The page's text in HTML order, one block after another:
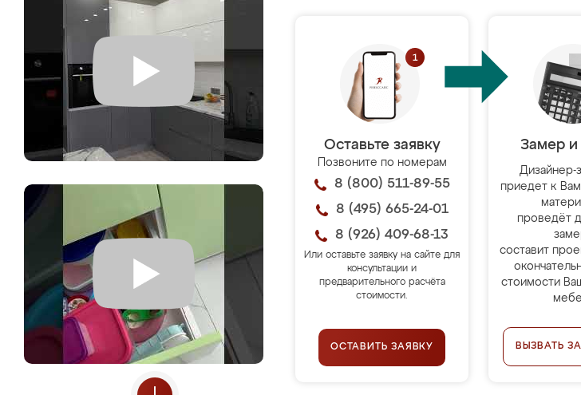
Оставьте заявку
Позвоните по номерам
8 (800) 511-89-55
8 (495) 665-24-01
8 (926) 409-68-13
Или оставьте заявку на сайте для
консультации и
предварительного расчёта
стоимости.
ОСТАВИТЬ ЗАЯВКУ
Замер и
Дизайнер-
приедет к
проведёт
составит
стоимости
ВЫЗВАТЬ